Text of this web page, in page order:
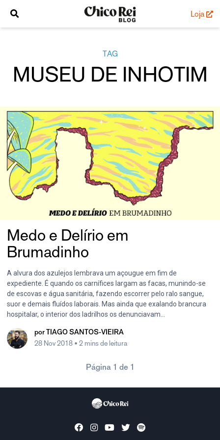
Loja
TAG
MUSEU DE INHOTIM
Medo e Delírio em
Brumadinho
A alvura dos azulejos lembrava um açougue em fim de
expediente. É quando os carnífices largam as facas, munindo-se
de escovas e água sanitária, fazendo escorrer pelo ralo sangue,
suor e demais fluídos laborais. Mas ainda que exalando brancura
hospitalar, o interior dos ladrilhos os denunciavam...
por TIAGO SANTOS-VIEIRA
28 Nov 2018 • 2 mins de leitura
Página 1 de 1